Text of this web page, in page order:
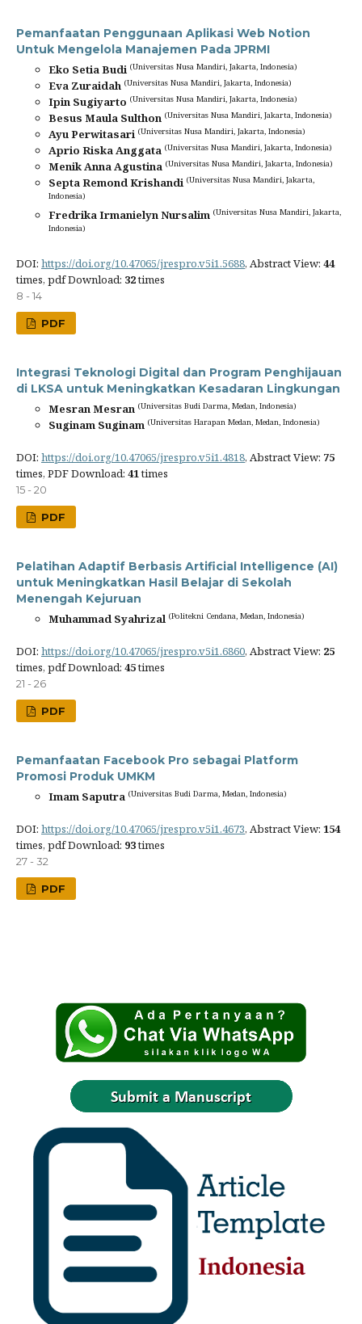
Pemanfaatan Penggunaan Aplikasi Web Notion
Untuk Mengelola Manajemen Pada JPRMI
Eko Setia Budi (Universitas Nusa Mandiri, Jakarta, Indonesia)
Eva Zuraidah (Universitas Nusa Mandiri, Jakarta, Indonesia)
Ipin Sugiyarto (Universitas Nusa Mandiri, Jakarta, Indonesia)
Besus Maula Sulthon (Universitas Nusa Mandiri, Jakarta, Indonesia)
Ayu Perwitasari (Universitas Nusa Mandiri, Jakarta, Indonesia)
Aprio Riska Anggata (Universitas Nusa Mandiri, Jakarta, Indonesia)
Menik Anna Agustina (Universitas Nusa Mandiri, Jakarta, Indonesia)
Septa Remond Krishandi (Universitas Nusa Mandiri, Jakarta,
Indonesia)
Fredrika Irmanielyn Nursalim (Universitas Nusa Mandiri, Jakarta,
Indonesia)
DOI: https://doi.org/10.47065/jrespro.v5i1.5688, Abstract View: 44
times, pdf Download: 32times
8 - 14
PDF
Integrasi Teknologi Digital dan Program Penghijauan
di LKSA untuk Meningkatkan Kesadaran Lingkungan
Mesran Mesran (Universitas Budi Darma, Medan, Indonesia)
Suginam Suginam (Universitas Harapan Medan, Medan, Indonesia)
DOI: https://doi.org/10.47065/jrespro.v5i1.4818, Abstract View: 75
times, PDF Download: 41times
15 - 20
PDF
Pelatihan Adaptif Berbasis Artificial Intelligence (AI)
untuk Meningkatkan Hasil Belajar di Sekolah
Menengah Kejuruan
Muhammad Syahrizal (Politekni Cendana, Medan, Indonesia)
DOI: https://doi.org/10.47065/jrespro.v5i1.6860, Abstract View: 25
times, pdf Download: 45times
21 - 26
PDF
Pemanfaatan Facebook Pro sebagai Platform
Promosi Produk UMKM
Imam Saputra (Universitas Budi Darma, Medan, Indonesia)
DOI: https://doi.org/10.47065/jrespro.v5i1.4673, Abstract View: 154
times, pdf Download: 93times
27 - 32
PDF